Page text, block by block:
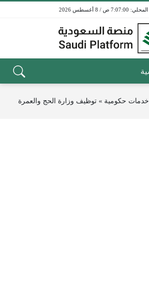
7:07:00 ص / 8 أغسطس 2026
خدمات حكومية » توظيف وزارة الحج والعمرة